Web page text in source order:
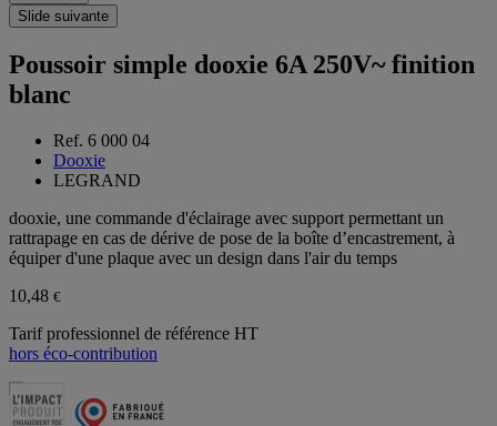
Slide suivante
Poussoir simple dooxie 6A 250V~ finition
blanc
Ref. 6 000 04
Dooxie
LEGRAND
dooxie, une commande d'éclairage avec support permettant un
rattrapage en cas de dérive de pose de la boîte d’encastrement, à
équiper d'une plaque avec un design dans l'air du temps
10,48 €
Tarif professionnel de référence HT
hors éco-contribution